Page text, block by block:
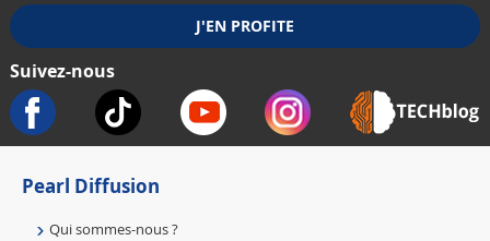
Suivez-nous
Pearl Diffusion
Qui sommes-nous ?